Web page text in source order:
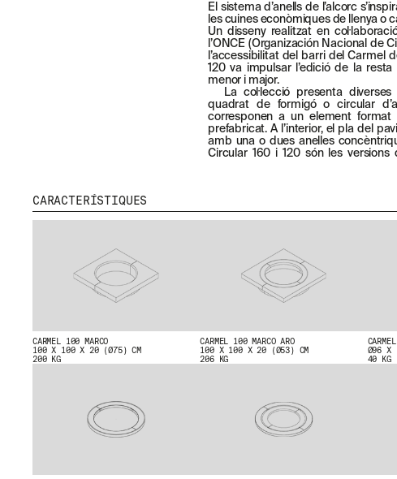
El sistema d’anells de l’alcorc
les cuines econòmiques de llenya o
Un disseny realitzat en
l’ONCE (Organización Nacional de
l’accessibilitat del barri del Carmel
120 va impulsar l’edició de la
menor i major.
La col·lecció presenta
quadrat de formigó o circular
corresponen a un element
prefabricat. A l’interior, el pla del
amb una o dues anelles
Circular 160 i 120 són les
CARACTERÍSTIQUES
CARMEL 100 MARCO
100 X 100 X 20 (Ø75) CM
200 KG
CARMEL 100 MARCO ARO
100 X 100 X 20 (Ø53) CM
206 KG
Ø96 X
40 KG
MENU
NOSALTRES
STORIES
DESCÀRREGUES
RRSS
IG